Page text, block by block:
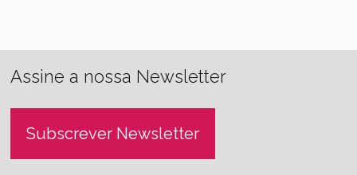
Assine a nossa Newsletter
Subscrever Newsletter